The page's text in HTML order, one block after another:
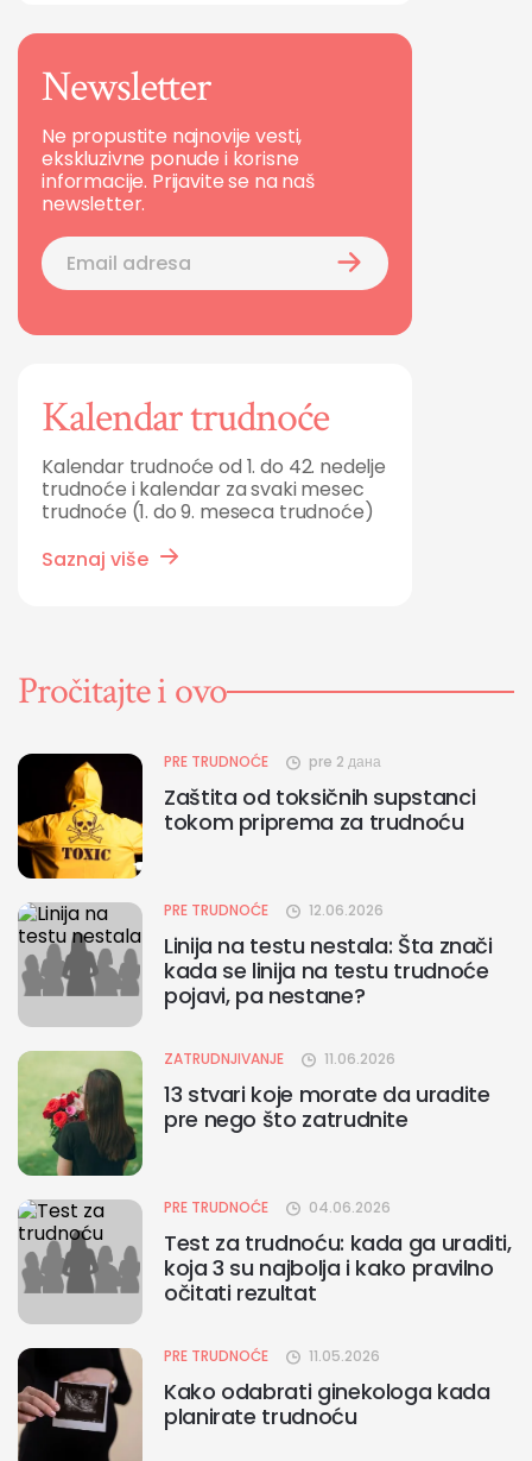
Newsletter
Ne propustite najnovije vesti,
ekskluzivne ponude i korisne
informacije. Prijavite se na naš
newsletter.
Kalendar trudnoće
Kalendar trudnoće od 1. do 42. nedelje
trudnoće i kalendar za svaki mesec
trudnoće (1. do 9. meseca trudnoće)
Saznaj više
Pročitajte i ovo
PRE TRUDNOĆE pre 2 дана
Zaštita od toksičnih supstanci
tokom priprema za trudnoću
PRE TRUDNOĆE 12.06.2026
Linija na testu nestala: Šta znači
kada se linija na testu trudnoće
pojavi, pa nestane?
ZATRUDNJIVANJE 11.06.2026
13 stvari koje morate da uradite
pre nego što zatrudnite
PRE TRUDNOĆE 04.06.2026
Test za trudnoću: kada ga uraditi,
koja 3 su najbolja i kako pravilno
očitati rezultat
PRE TRUDNOĆE 11.05.2026
Kako odabrati ginekologa kada
planirate trudnoću